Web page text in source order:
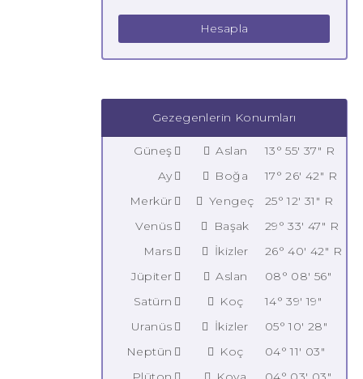
Hesapla
Gezegenlerin Konumları
Güneş Aslan
13° 55' 37" R
Ay
Boğa
17° 26' 42" R
Merkür
Yengeç
25° 12' 31" R
Venüs
Başak
29° 33' 47" R
Mars
İkizler
26° 40' 42" R
Jüpiter
Aslan
08° 08' 56"
Satürn
Koç
14° 39' 19"
Uranüs
İkizler
05° 10' 28"
Neptün
Koç
04° 11' 03"